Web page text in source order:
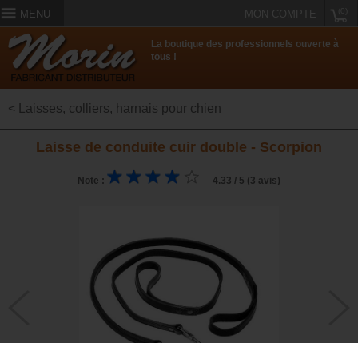
MENU MON COMPTE
La boutique des professionnels ouverte à
tous !
< Laisses, colliers, harnais pour chien
Laisse de conduite cuir double - Scorpion
Note : 4.33 / 5 (3 avis)